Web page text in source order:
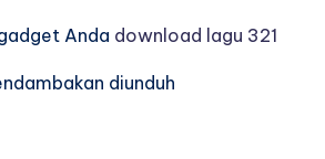
Anda download lagu 321
diunduh